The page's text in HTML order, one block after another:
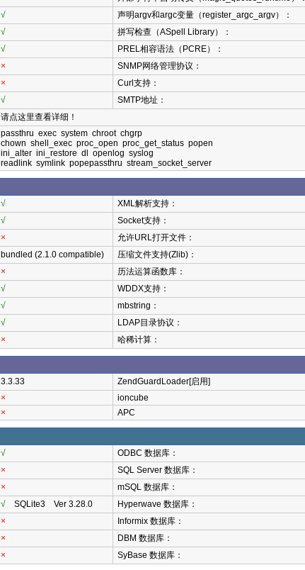
√ 声明argv和argc变量（register_argc_argv）：
√ 拼写检查（ASpell Library）：
√ PREL相容语法（PCRE）：
× SNMP网络管理协议：
× Curl支持：
√ SMTP地址：
请点这里查看详细！
passthru exec system chroot chgrp
chown shell_exec proc_open proc_get_status popen
ini_alter ini_restore dl openlog syslog
readlink symlink popepassthru stream_socket_server
√ XML解析支持：
√ Socket支持：
× 允许URL打开文件：
bundled (2.1.0 compatible) 压缩文件支持(Zlib)：
× 历法运算函数库：
√ WDDX支持：
√ mbstring：
√ LDAP目录协议：
× 哈稀计算：
3.3.33 ZendGuardLoader[启用]
× ioncube
× APC
√ ODBC 数据库：
× SQL Server 数据库：
× mSQL 数据库：
√ SQLite3 Ver 3.28.0 Hyperwave 数据库：
× Informix 数据库：
× DBM 数据库：
× SyBase 数据库：